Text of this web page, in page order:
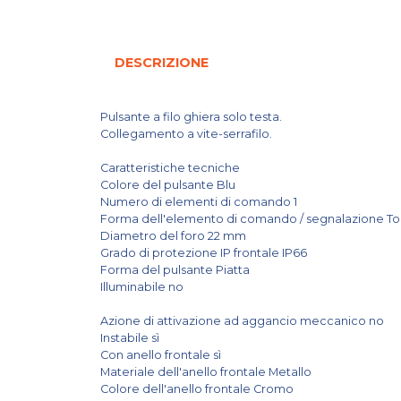
DESCRIZIONE
Pulsante a filo ghiera solo testa.
Collegamento a vite-serrafilo.
Caratteristiche tecniche
Colore del pulsante Blu
Numero di elementi di comando 1
Forma dell'elemento di comando / segnalazione
Diametro del foro 22 mm
Grado di protezione IP frontale IP66
Forma del pulsante Piatta
Illuminabile no
Azione di attivazione ad aggancio meccanico no
Instabile sì
Con anello frontale sì
Materiale dell'anello frontale Metallo
Colore dell'anello frontale Cromo